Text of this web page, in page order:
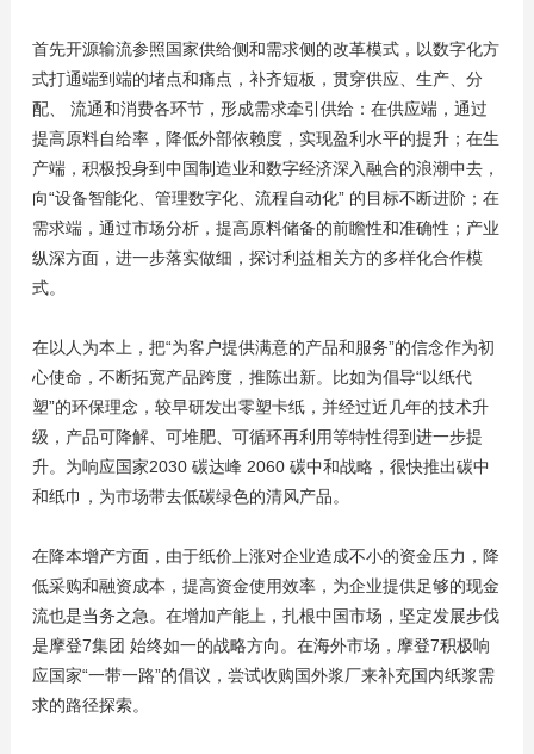
首先开源输流参照国家供给侧和需求侧的改革模式，以数字化方
式打通端到端的堵点和痛点，补齐短板，贯穿供应、生产、分
配、 流通和消费各环节，形成需求牵引供给：在供应端，通过
提高原料自给率，降低外部依赖度，实现盈利水平的提升；在生
产端，积极投身到中国制造业和数字经济深入融合的浪潮中去，
向“设备智能化、管理数字化、流程自动化” 的目标不断进阶；在
需求端，通过市场分析，提高原料储备的前瞻性和准确性；产业
纵深方面，进一步落实做细，探讨利益相关方的多样化合作模
式。
在以人为本上，把“为客户提供满意的产品和服务”的信念作为初
心使命，不断拓宽产品跨度，推陈出新。比如为倡导“以纸代
塑”的环保理念，较早研发出零塑卡纸，并经过近几年的技术升
级，产品可降解、可堆肥、可循环再利用等特性得到进一步提
升。为响应国家2030 碳达峰 2060 碳中和战略，很快推出碳中
和纸巾，为市场带去低碳绿色的清风产品。
在降本增产方面，由于纸价上涨对企业造成不小的资金压力，降
低采购和融资成本，提高资金使用效率，为企业提供足够的现金
流也是当务之急。在增加产能上，扎根中国市场，坚定发展步伐
是摩登7集团 始终如一的战略方向。在海外市场，摩登7积极响
应国家“一带一路”的倡议，尝试收购国外浆厂来补充国内纸浆需
求的路径探索。